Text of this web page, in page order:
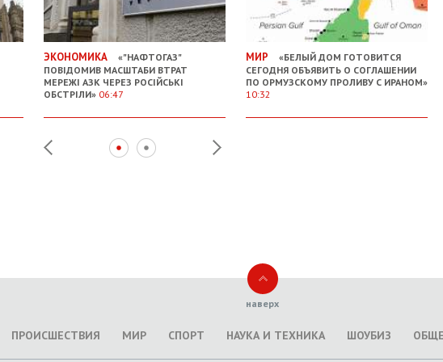
ЭКОНОМИКА
«"НАФТОГАЗ"
ПОВІДОМИВ МАСШТАБИ ВТРАТ
МЕРЕЖІ АЗК ЧЕРЕЗ РОСІЙСЬКІ
ОБСТРІЛИ» 06:47
МИР
«БЕЛЫЙ ДОМ ГОТОВИТСЯ
СЕГОДНЯ ОБЪЯВИТЬ О СОГЛАШЕНИИ
ПО ОРМУЗСКОМУ ПРОЛИВУ С ИРАНОМ»
10:32
наверх
ПРОИСШЕСТВИЯ МИР СПОРТ НАУКА И ТЕХНИКА ШОУБИЗ